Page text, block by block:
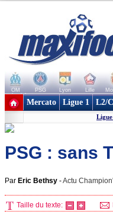
OM PSG Lyon Lille
+ de clubs
Mercato Ligue 1 L2/
Ligue
PSG : sans
Par Eric Bethsy -Actu
Taille du texte: